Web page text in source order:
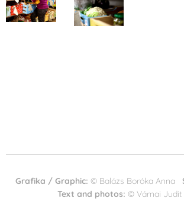
Grafika / Graphic: © Balázs Boróka Anna
Text and photos: © Várnai Judit